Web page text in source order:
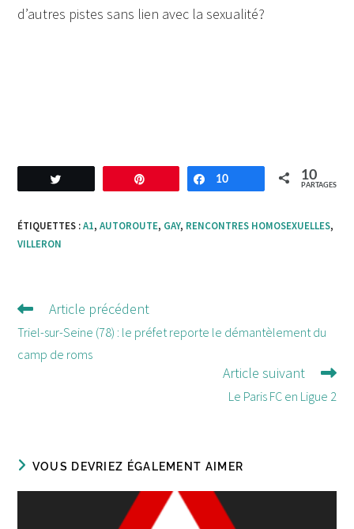
d’autres pistes sans lien avec la sexualité?
Enregistrer Partagez
10 10
PARTAGES
ÉTIQUETTES : A1, AUTOROUTE, GAY, RENCONTRES HOMOSEXUELLES,
VILLERON
Lire
d'autres
articles
Article précédent
Triel-sur-Seine (78) : le préfet reporte le démantèlement du
camp de roms
Article suivant
Le Paris FC en Ligue 2
VOUS DEVRIEZ ÉGALEMENT AIMER